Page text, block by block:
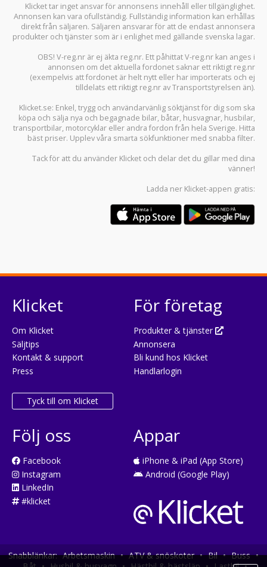
Klicket tar inget ansvar för annonsens innehåll eller tillgänglighet.
Annonsen kan vara ofullständig. Fullständig information kan erhållas
direkt från säljaren. Säljaren ansvarar för att de endast annonsera
produkter och tjänster som är i enlighet med gällande svenska lagar.
OBS! V-reg.nr är ej äkta reg.nr. Ett påhittat V-reg.nr kan anges i
annonsen om det aktuella fordonet saknar ett riktigt reg.nr
(exempelvis att fordonet är helt nytt eller har importerats och ej
tilldelats ett riktigt reg.nr av Transportstyrelsen än).
Klicket.se: Enkel, trygg och användarvänlig söktjänst för dig som ska
köpa och sälja nya och begagnade bilar, båtar, husvagnar, husbilar,
transportbilar, motorcyklar eller andra fordon från hela Sverige. Hitta
bäst priser. Upplev våra smarta sökfunktioner med snabba filter.
Tack för att du använder Klicket och delar det du gillar med dina
vänner!
Ladda ner Klicket-appen gratis:
Klicket
Om Klicket
Säljtips
Kontakt & support
Press
Tyck till om Klicket
För företag
Produkter & tjänster
Annonsera
Bli kund hos Klicket
Handlarlogin
Följ oss
Facebook
Instagram
LinkedIn
#klicket
Appar
iPhone & iPad (App Store)
Android (Google Play)
Snabblänkar: Arbetsmaskin • ATV & snöskoter • Bil • Buss •